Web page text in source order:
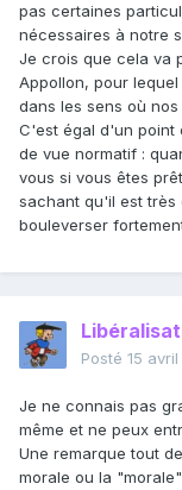
pas certaines
nécessaires à notre
Je crois que cela va
Appollon, pour
dans les sens où
C'est égal d'un point
de vue normatif :
vous si vous êtes
sachant qu'il est
bouleverser
Posté 15
Je ne connais pas
même et ne peux
Une remarque tout
morale ou la